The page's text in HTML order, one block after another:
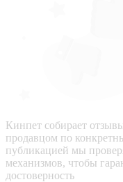
Кинпет собирает
продавцом по
публикацией мы
механизмов, чтобы
достоверность